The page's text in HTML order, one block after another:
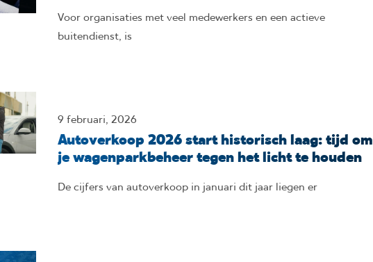
Voor organisaties met veel medewerkers en een actieve
buitendienst, is
9 februari, 2026
Autoverkoop 2026 start historisch laag: tijd om
je wagenparkbeheer tegen het licht te houden
De cijfers van autoverkoop in januari dit jaar liegen er